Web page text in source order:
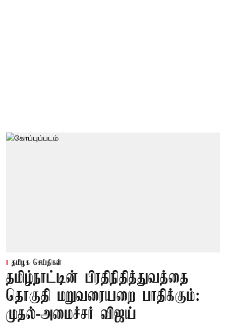
தமிழக செய்திகள்
தமிழ்நாட்டின் பிரதிநிதித்துவத்தை
தொகுதி மறுவரையறை பாதிக்கும்:
முதல்-அமைச்சர் விஜய்